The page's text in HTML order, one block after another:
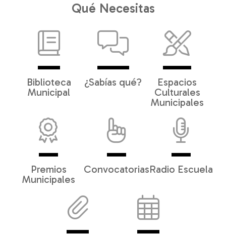
Qué Necesitas
Biblioteca
Municipal
¿Sabías qué?
Espacios
Culturales
Municipales
Premios
Municipales
ConvocatoriasRadio Escuela